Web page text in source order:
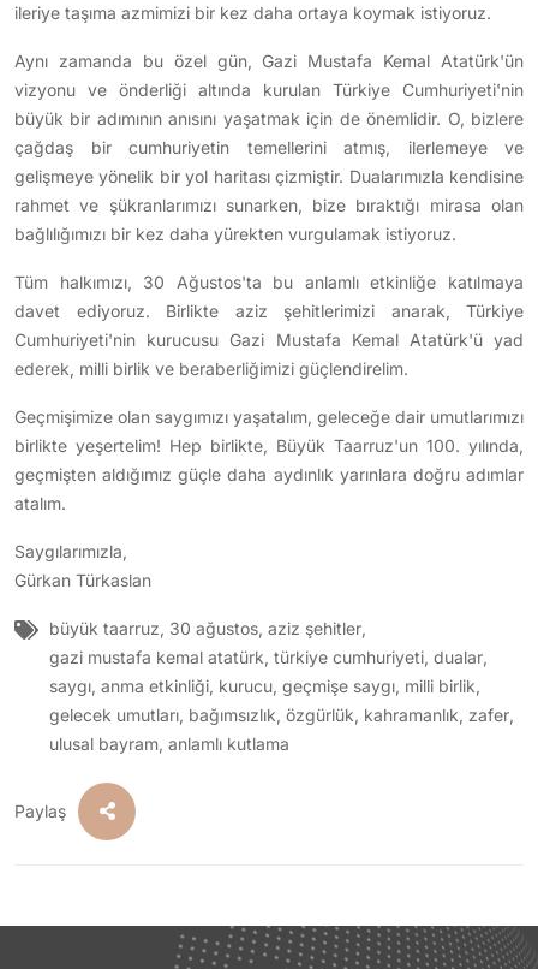
ileriye taşıma azmimizi bir kez daha ortaya koymak istiyoruz.
Aynı zamanda bu özel gün, Gazi Mustafa Kemal Atatürk'ün
vizyonu ve önderliği altında kurulan Türkiye Cumhuriyeti'nin
büyük bir adımının anısını yaşatmak için de önemlidir. O, bizlere
çağdaş bir cumhuriyetin temellerini atmış, ilerlemeye ve
gelişmeye yönelik bir yol haritası çizmiştir. Dualarımızla kendisine
rahmet ve şükranlarımızı sunarken, bize bıraktığı mirasa olan
bağlılığımızı bir kez daha yürekten vurgulamak istiyoruz.
Tüm halkımızı, 30 Ağustos'ta bu anlamlı etkinliğe katılmaya
davet ediyoruz. Birlikte aziz şehitlerimizi anarak, Türkiye
Cumhuriyeti'nin kurucusu Gazi Mustafa Kemal Atatürk'ü yad
ederek, milli birlik ve beraberliğimizi güçlendirelim.
Geçmişimize olan saygımızı yaşatalım, geleceğe dair umutlarımızı
birlikte yeşertelim! Hep birlikte, Büyük Taarruz'un 100. yılında,
geçmişten aldığımız güçle daha aydınlık yarınlara doğru adımlar
atalım.
Saygılarımızla,
Gürkan Türkaslan
büyük taarruz, 30 ağustos, aziz şehitler,
gazi mustafa kemal atatürk, türkiye cumhuriyeti, dualar,
saygı, anma etkinliği, kurucu, geçmişe saygı, milli birlik,
gelecek umutları, bağımsızlık, özgürlük, kahramanlık, zafer,
ulusal bayram, anlamlı kutlama
Paylaş